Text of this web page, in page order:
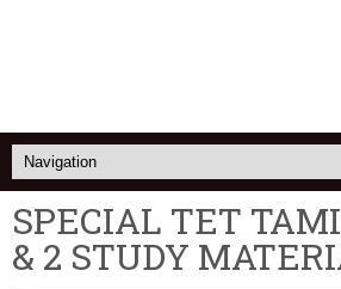
SPECIAL TET
& 2 STUDY